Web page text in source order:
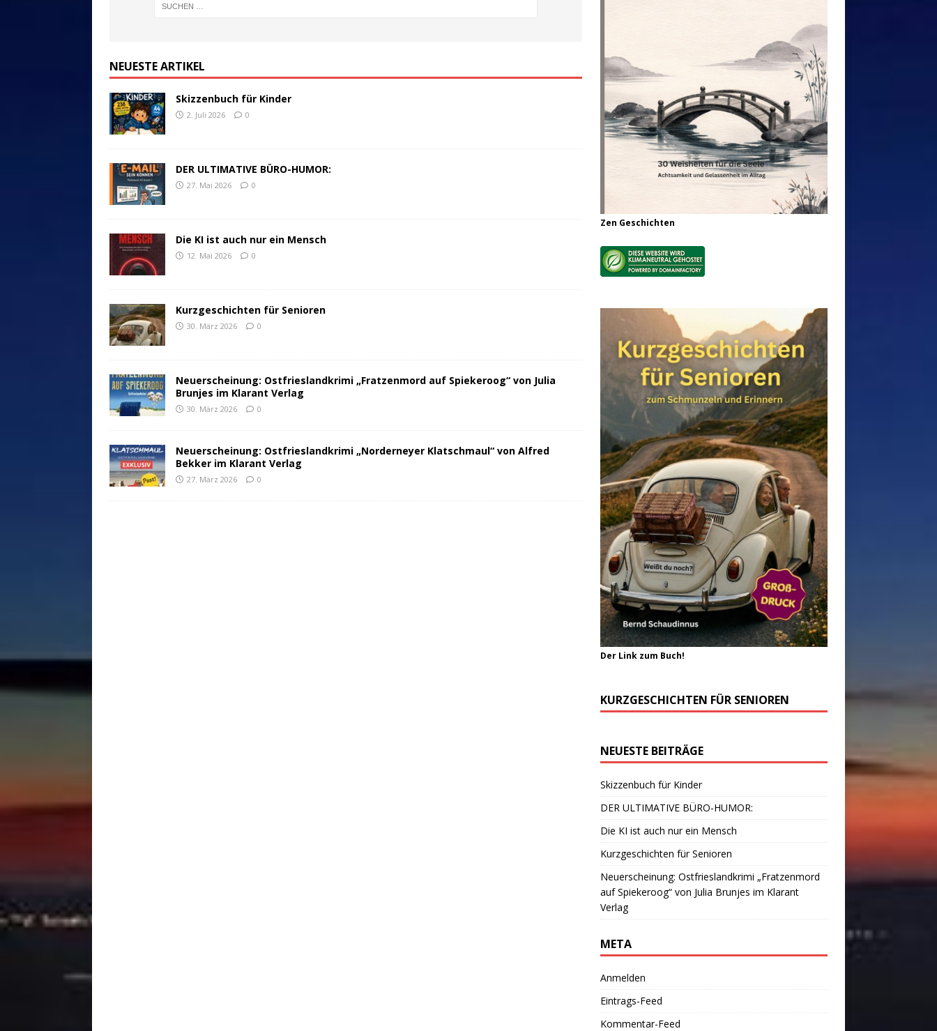
NEUESTE ARTIKEL
Skizzenbuch für Kinder
2. Juli 2026 0
DER ULTIMATIVE BÜRO-HUMOR:
27. Mai 2026 0
Die KI ist auch nur ein Mensch
12. Mai 2026 0
Kurzgeschichten für Senioren
30. März 2026 0
Neuerscheinung: Ostfrieslandkrimi „Fratzenmord auf Spiekeroog“ von Julia
Brunjes im Klarant Verlag
30. März 2026 0
Neuerscheinung: Ostfrieslandkrimi „Norderneyer Klatschmaul“ von Alfred
Bekker im Klarant Verlag
27. März 2026 0
Zen Geschichten
Der Link zum Buch!
KURZGESCHICHTEN FÜR SENIOREN
NEUESTE BEITRÄGE
Skizzenbuch für Kinder
DER ULTIMATIVE BÜRO-HUMOR:
Die KI ist auch nur ein Mensch
Kurzgeschichten für Senioren
Neuerscheinung: Ostfrieslandkrimi „Fratzenmord
auf Spiekeroog“ von Julia Brunjes im Klarant
Verlag
META
Anmelden
Eintrags-Feed
Kommentar-Feed